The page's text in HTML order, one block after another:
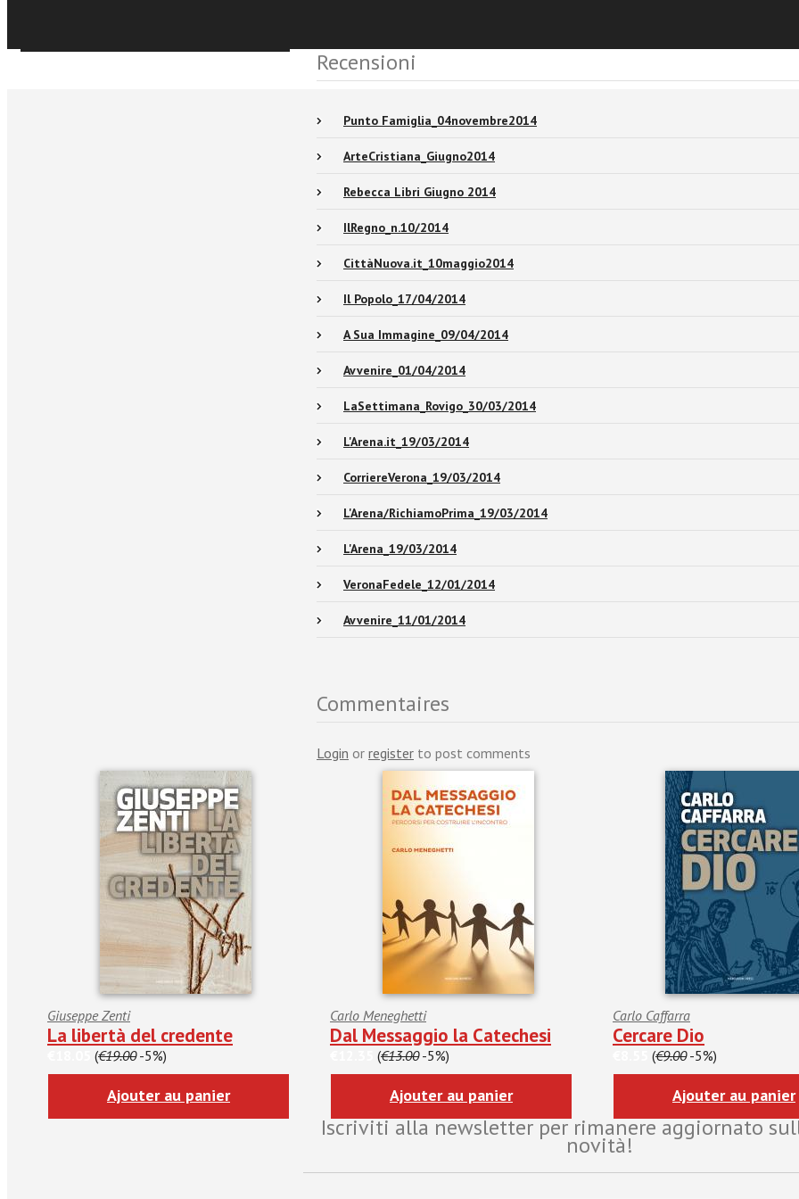
Recensioni
Punto Famiglia_04novembre2014
ArteCristiana_Giugno2014
Rebecca Libri Giugno 2014
IlRegno_n.10/2014
CittàNuova.it_10maggio2014
Il Popolo_17/04/2014
A Sua Immagine_09/04/2014
Avvenire_01/04/2014
LaSettimana_Rovigo_30/03/2014
L'Arena.it_19/03/2014
CorriereVerona_19/03/2014
L'Arena/RichiamoPrima_19/03/2014
L'Arena_19/03/2014
VeronaFedele_12/01/2014
Avvenire_11/01/2014
Commentaires
Login or register to post comments
Giuseppe Zenti
La libertà del credente
(€19.00-5%)
Ajouter au panier
Carlo Meneghetti
Dal Messaggio la Catechesi
(€13.00-5%)
Ajouter au panier
Carlo Caffarra
Cercare Dio
(€9.00-5%)
Ajouter au panier
Iscriviti alla newsletter per rimanere aggiornato
novità!